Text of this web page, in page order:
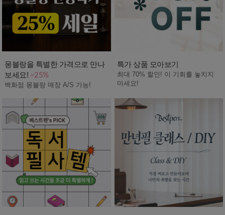
몽블랑을 특별한 가격으로 만나
보세요! ~25%
백화점 몽블랑 매장 A/S 가능!
특가 상품 모아보기
최대 70% 할인! 이 기회를 놓치지
마세요!